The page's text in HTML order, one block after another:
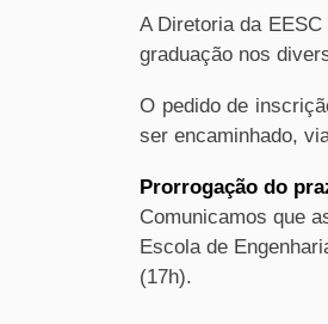
A Diretoria da
graduação nos
O pedido de
ser encaminhado,
Prorrogação do
Comunicamos que
Escola de
(17h).